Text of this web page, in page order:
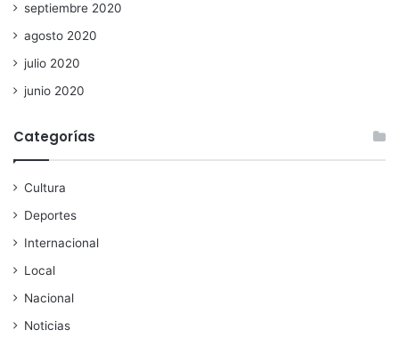
septiembre 2020
agosto 2020
julio 2020
junio 2020
Categorías
Cultura
Deportes
Internacional
Local
Nacional
Noticias